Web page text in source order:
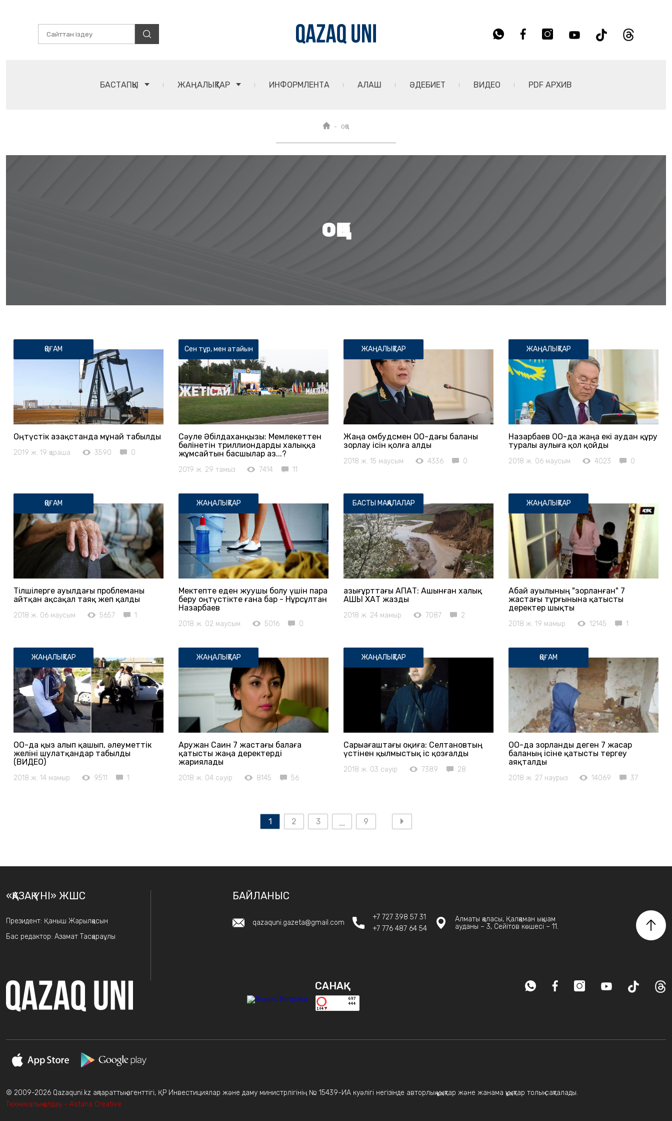
БАСТАПҚЫ ЖАҢАЛЫҚТАР ИНФОРМЛЕНТА АЛАШ ӘДЕБИЕТ ВИДЕО PDF АРХИВ
ОҚО
ОҚО
ҚОҒАМ
Оңтүстік Қазақстанда мұнай табылды
2019 ж. 19 қараша 3590 0
Сен тұр, мен атайын
Сәуле Әбілдаханқызы: Мемлекеттен
бөлінетін триллиондарды халыққа
жұмсайтын басшылар аз...?
2019 ж. 29 тамыз 7414 11
ЖАҢАЛЫҚТАР
Жаңа омбудсмен ОҚО-дағы баланы
зорлау ісін қолға алды
2018 ж. 15 маусым 4336 0
ЖАҢАЛЫҚТАР
Назарбаев ОҚО-да жаңа екі аудан құру
туралы Қаулыға қол қойды
2018 ж. 06 маусым 4023 0
ҚОҒАМ
Тілшілерге ауылдағы проблеманы
айтқан ақсақал таяқ жеп қалды
2018 ж. 06 маусым 5657 1
ЖАҢАЛЫҚТАР
Мектепте еден жуушы болу үшін пара
беру оңтүстікте ғана бар - Нұрсұлтан
Назарбаев
2018 ж. 02 маусым 5016 0
БАСТЫ МАҚАЛАЛАР
Қазығұрттағы АПАТ: Ашынған халық
АШЫҚ ХАТ жазды
2018 ж. 24 мамыр 7087 2
ЖАҢАЛЫҚТАР
Абай ауылының "зорланған" 7
жастағы тұрғынына қатысты
деректер шықты
2018 ж. 19 мамыр 12145 1
ЖАҢАЛЫҚТАР
ОҚО-да қыз алып қашып, әлеуметтік
желіні шулатқандар табылды
(ВИДЕО)
2018 ж. 14 мамыр 9511 1
ЖАҢАЛЫҚТАР
Аружан Саин 7 жастағы балаға
қатысты жаңа деректерді
жариялады
2018 ж. 04 сәуір 8145 56
ЖАҢАЛЫҚТАР
Сарыағаштағы оқиға: Селтановтың
үстінен қылмыстық іс қозғалды
2018 ж. 03 сәуір 7389 28
ҚОҒАМ
ОҚО-да зорланды деген 7 жасар
баланың ісіне қатысты тергеу
аяқталды
2018 ж. 27 наурыз 14069 37
1 2 3 9
«ҚАЗАҚ ҮНІ» ЖШС
Президент: Қаныш Жарылқасын
Бас редактор: Азамат Тасқараұлы
БАЙЛАНЫС
qazaquni.gazeta@gmail.com
+7 727 398 57 31
+7 776 487 64 54
Алматы қаласы, Қалқаман ықшам
ауданы – 3, Сейітов көшесі – 11.
САНАҚ
© 2009-2026 Qazaquni.kz ақпараттық агенттігі, ҚР Инвестициялар және даму министрлігінің № 15439-ИА куәлігі негізінде авторлық құқықтар және жанама құқықтар толық сақталады.
Техникалық қолдау - Astana Creative